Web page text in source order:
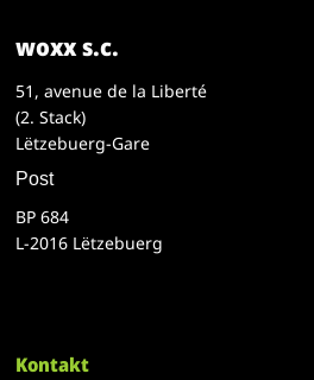
woxx s.c.
51, avenue de la Liberté
(2. Stack)
Lëtzebuerg-Gare
Post
BP 684
L-2016 Lëtzebuerg
Kontakt